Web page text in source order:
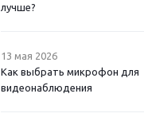
лучше?
13 мая 2026
Как выбрать микрофон для
видеонаблюдения